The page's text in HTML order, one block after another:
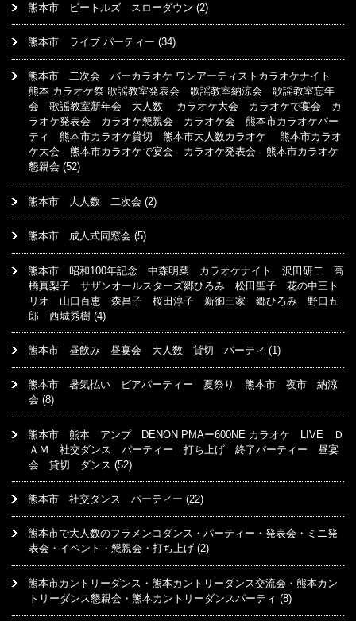
熊本市 ビートルズ スローダウン (2)
熊本市 ライブ パーティー (34)
熊本市 二次会 バーカラオケ ワンアーティストカラオケナイト
熊本 カラオケ祭 歌謡教室発表会 歌謡教室納涼会 歌謡教室忘年
会 歌謡教室新年会 大人数 カラオケ大会 カラオケで宴会 カ
ラオケ発表会 カラオケ懇親会 カラオケ会 熊本市カラオケパー
ティ 熊本市カラオケ貸切 熊本市大人数カラオケ 熊本市カラオ
ケ大会 熊本市カラオケで宴会 カラオケ発表会 熊本市カラオケ
懇親会 (52)
熊本市 大人数 二次会 (2)
熊本市 成人式同窓会 (5)
熊本市 昭和100年記念 中森明菜 カラオケナイト 沢田研二 高
橋真梨子 サザンオールスターズ郷ひろみ 松田聖子 花の中三ト
リオ 山口百恵 森昌子 桜田淳子 新御三家 郷ひろみ 野口五
郎 西城秀樹 (4)
熊本市 昼飲み 昼宴会 大人数 貸切 パーティ (1)
熊本市 暑気払い ビアパーティー 夏祭り 熊本市 夜市 納涼
会 (8)
熊本市 熊本 アンプ DENON PMAー600NE カラオケ LIVE Ｄ
ＡＭ 社交ダンス パーティー 打ち上げ 終了パーティー 昼宴
会 貸切 ダンス (52)
熊本市 社交ダンス パーティー (22)
熊本市で大人数のフラメンコダンス・パーティー・発表会・ミニ発
表会・イベント・懇親会・打ち上げ (2)
熊本市カントリーダンス・熊本カントリーダンス交流会・熊本カン
トリーダンス懇親会・熊本カントリーダンスパーティ (8)